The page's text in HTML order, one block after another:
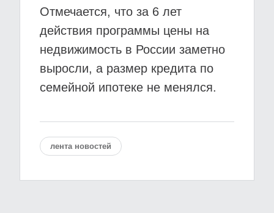
Отмечается, что за 6 лет
действия программы цены на
недвижимость в России заметно
выросли, а размер кредита по
семейной ипотеке не менялся.
лента новостей